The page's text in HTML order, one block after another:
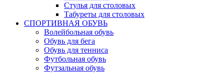
Стулья для столовых
Табуреты для столовых
СПОРТИВНАЯ ОБУВЬ
Волейбольная обувь
Обувь для бега
Обувь для тенниса
Футбольная обувь
Футзальная обувь